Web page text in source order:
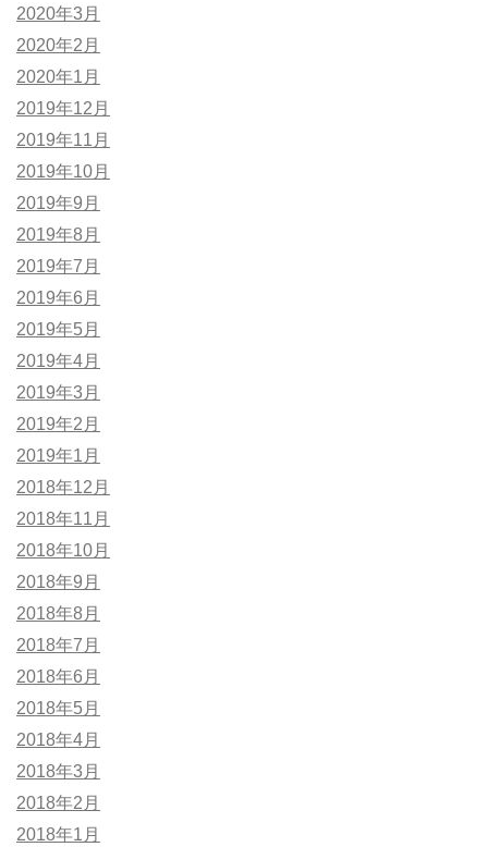
2020年3月
2020年2月
2020年1月
2019年12月
2019年11月
2019年10月
2019年9月
2019年8月
2019年7月
2019年6月
2019年5月
2019年4月
2019年3月
2019年2月
2019年1月
2018年12月
2018年11月
2018年10月
2018年9月
2018年8月
2018年7月
2018年6月
2018年5月
2018年4月
2018年3月
2018年2月
2018年1月